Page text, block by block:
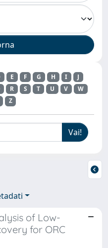
E F G H I
J
R S T U V
W
Z
of Low-
for ORC